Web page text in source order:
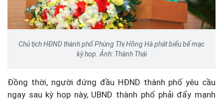
Chủ tịch HĐND thành phố Phùng Thị Hồng Hà phát biểu bế mạc
kỳ họp. Ảnh: Thành Thái
Đồng thời, người đứng đầu HĐND thành phố yêu cầu
ngay sau kỳ họp này, UBND thành phố phải đẩy mạnh